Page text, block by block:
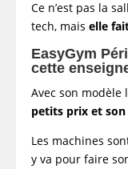
Ce n’est pas la
tech, maiselle
EasyGym
cette
Avec son modèle
petits prix et
Les machines
y va pour faire